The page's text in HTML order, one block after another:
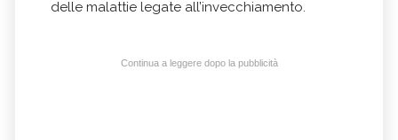
delle malattie legate all’invecchiamento.
Continua a leggere dopo la pubblicità